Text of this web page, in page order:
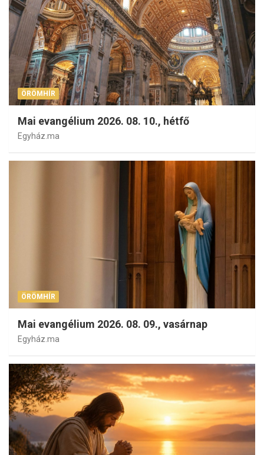
ÖRÖMHÍR
Mai evangélium 2026. 08. 10., hétfő
Egyház.ma
ÖRÖMHÍR
Mai evangélium 2026. 08. 09., vasárnap
Egyház.ma